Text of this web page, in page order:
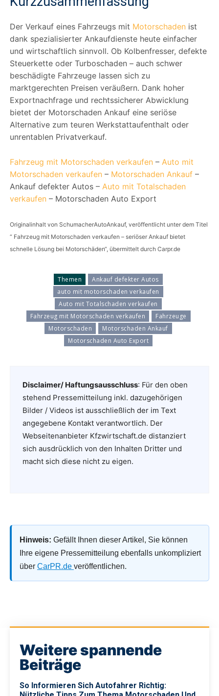
Der Verkauf eines Fahrzeugs mit Motorschaden ist
dank spezialisierter Ankaufdienste heute einfacher
und wirtschaftlich sinnvoll. Ob Kolbenfresser, defekte
Steuerkette oder Turboschaden – auch schwer
beschädigte Fahrzeuge lassen sich zu
marktgerechten Preisen veräußern. Dank hoher
Exportnachfrage und rechtssicherer Abwicklung
bietet der Motorschaden Ankauf eine seriöse
Alternative zum teuren Werkstattaufenthalt oder
unrentablen Privatverkauf.
Fahrzeug mit Motorschaden verkaufen – Auto mit
Motorschaden verkaufen – Motorschaden Ankauf –
Ankauf defekter Autos – Auto mit Totalschaden
verkaufen – Motorschaden Auto Export
Originalinhalt von SchumacherAutoAnkauf, veröffentlicht unter dem Titel
“ Fahrzeug mit Motorschaden verkaufen – seriöser Ankauf bietet
schnelle Lösung bei Motorschäden“, übermittelt durch Carpr.de
Themen
Ankauf defekter Autos
auto mit motorschaden verkaufen
Auto mit Totalschaden verkaufen
Fahrzeug mit Motorschaden verkaufen
Fahrzeuge
Motorschaden
Motorschaden Ankauf
Motorschaden Auto Export
Disclaimer/ Haftungsausschluss: Für den oben
stehend Pressemitteilung inkl. dazugehörigen
Bilder / Videos ist ausschließlich der im Text
angegebene Kontakt verantwortlich. Der
Webseitenanbieter Kfzwirtschaft.de distanziert
sich ausdrücklich von den Inhalten Dritter und
macht sich diese nicht zu eigen.
Hinweis: Gefällt Ihnen dieser Artikel, Sie können
Ihre eigene Pressemitteilung ebenfalls unkompliziert
über CarPR.de veröffentlichen.
Weitere spannende
Beiträge
So Informieren Sich Autofahrer Richtig: